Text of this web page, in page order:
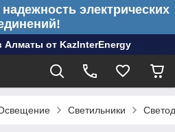
электрических
Алматы от KazInterEnergy
Светильники